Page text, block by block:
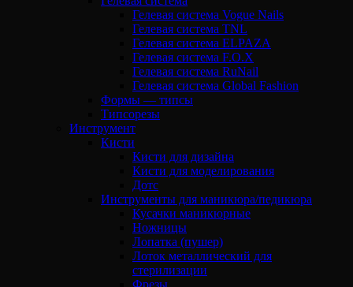
Гелевая система Vogue Nails
Гелевая система TNL
Гелевая система ELPAZA
Гелевая система F.O.X
Гелевая система RuNail
Гелевая система Global Fashion
Формы — типсы
Типсорезы
Инструмент
Кисти
Кисти для дизайна
Кисти для моделирования
Дотс
Инструменты для маникюра/педикюра
Кусачки маникюрные
Ножницы
Лопатка (пушер)
Лоток металлический для
стерилизации
Фрезы